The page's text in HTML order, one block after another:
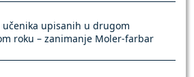
učenika upisanih u drugom
roku – zanimanje Moler-farbar